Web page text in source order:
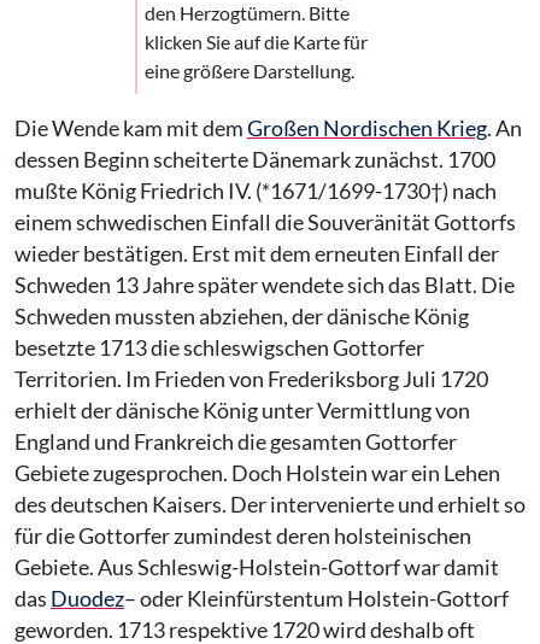
den Herzogtümern. Bitte
klicken Sie auf die Karte für
eine größere Darstellung.
Die Wende kam mit demGroßen Nordischen Krieg. An
dessen Beginn scheiterte Dänemark zunächst. 1700
mußte König Friedrich IV. (*1671/1699-1730†) nach
einem schwedischen Einfall die Souveränität Gottorfs
wieder bestätigen. Erst mit dem erneuten Einfall der
Schweden 13 Jahre später wendete sich das Blatt. Die
Schweden mussten abziehen, der dänische König
besetzte 1713 die schleswigschen Gottorfer
Territorien. Im Frieden von Frederiksborg Juli 1720
erhielt der dänische König unter Vermittlung von
England und Frankreich die gesamten Gottorfer
Gebiete zugesprochen. Doch Holstein war ein Lehen
des deutschen Kaisers. Der intervenierte und erhielt so
für die Gottorfer zumindest deren holsteinischen
Gebiete. Aus Schleswig-Holstein-Gottorf war damit
das Duodez– oder Kleinfürstentum Holstein-Gottorf
geworden. 1713 respektive 1720 wird deshalb oft